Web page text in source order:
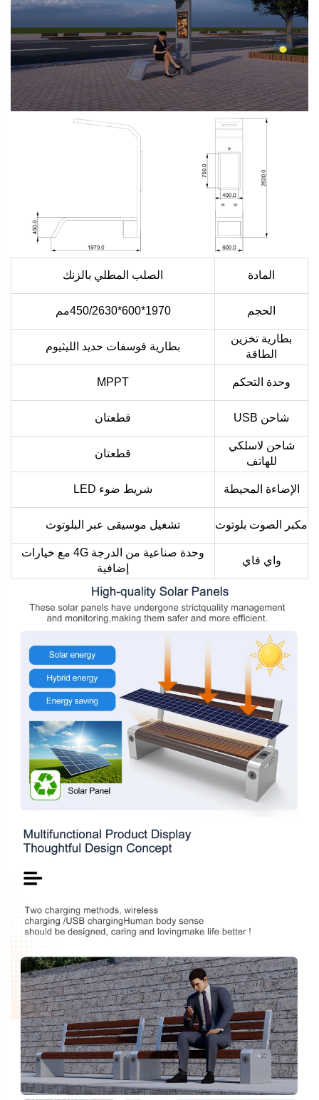
المادة الصلب المطلي بالزنك
الحجم 1970*600*450/2630مم
بطارية تخزين
الطاقة
بطارية فوسفات حديد الليثيوم
وحدة التحكم MPPT
شاحن USB قطعتان
شاحن لاسلكي
للهاتف
قطعتان
الإضاءة المحيطة شريط ضوء LED
مكبر الصوت بلوتوث تشغيل موسيقى عبر البلوتوث
واي فاي
وحدة صناعية من الدرجة 4G مع خيارات
إضافية